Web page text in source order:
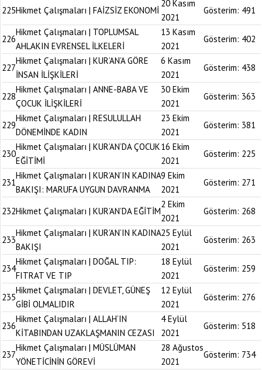
225Hikmet Çalışmaları | FAİZSİZ EKONOMİ
20 Kasım
2021
Gösterim: 491
226
Hikmet Çalışmaları | TOPLUMSAL
AHLAKIN EVRENSEL İLKELERİ
13 Kasım
2021
Gösterim: 402
227
Hikmet Çalışmaları | KUR’AN’A GÖRE
İNSAN İLİŞKİLERİ
6 Kasım
2021
Gösterim: 438
228
Hikmet Çalışmaları | ANNE-BABA VE
ÇOCUK İLİŞKİLERİ
30 Ekim
2021
Gösterim: 363
229
Hikmet Çalışmaları | RESULULLAH
DÖNEMİNDE KADIN
23 Ekim
2021
Gösterim: 381
230
Hikmet Çalışmaları | KUR’AN’DA ÇOCUK
EĞİTİMİ
16 Ekim
2021
Gösterim: 225
231
Hikmet Çalışmaları | KUR’AN’IN KADINA
BAKIŞI: MARUFA UYGUN DAVRANMA
9 Ekim
2021
Gösterim: 271
232Hikmet Çalışmaları | KUR’AN’DA EĞİTİM
2 Ekim
2021
Gösterim: 268
233
Hikmet Çalışmaları | KUR’AN’IN KADINA
BAKIŞI
25 Eylül
2021
Gösterim: 263
234
Hikmet Çalışmaları | DOĞAL TIP:
FITRAT VE TIP
18 Eylül
2021
Gösterim: 259
235
Hikmet Çalışmaları | DEVLET, GÜNEŞ
GİBİ OLMALIDIR
12 Eylül
2021
Gösterim: 276
236
Hikmet Çalışmaları | ALLAH’IN
KİTABINDAN UZAKLAŞMANIN CEZASI
4 Eylül
2021
Gösterim: 518
237
Hikmet Çalışmaları | MÜSLÜMAN
YÖNETİCİNİN GÖREVİ
28 Ağustos
2021
Gösterim: 734